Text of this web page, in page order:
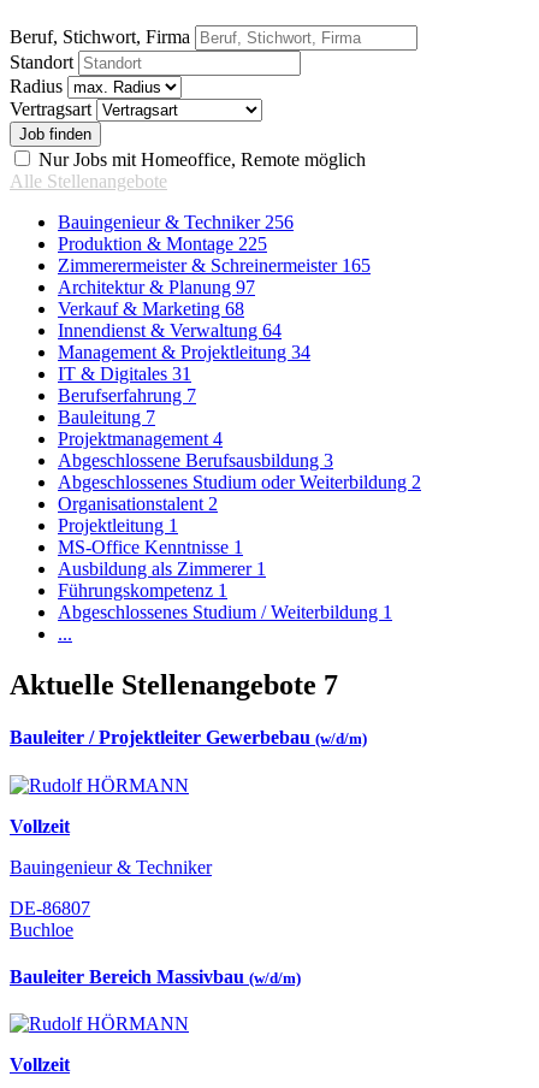
Beruf, Stichwort, Firma
Standort
Radius
Vertragsart
Nur Jobs mit Homeoffice, Remote möglich
Alle Stellenangebote
Bauingenieur & Techniker 256
Produktion & Montage 225
Zimmerermeister & Schreinermeister 165
Architektur & Planung 97
Verkauf & Marketing 68
Innendienst & Verwaltung 64
Management & Projektleitung 34
IT & Digitales 31
Berufserfahrung 7
Bauleitung 7
Projektmanagement 4
Abgeschlossene Berufsausbildung 3
Abgeschlossenes Studium oder Weiterbildung 2
Organisationstalent 2
Projektleitung 1
MS-Office Kenntnisse 1
Ausbildung als Zimmerer 1
Führungskompetenz 1
Abgeschlossenes Studium / Weiterbildung 1
...
Aktuelle Stellenangebote 7
Bauleiter / Projektleiter Gewerbebau (w/d/m)
Vollzeit
Bauingenieur & Techniker
DE-86807
Buchloe
Bauleiter Bereich Massivbau (w/d/m)
Vollzeit